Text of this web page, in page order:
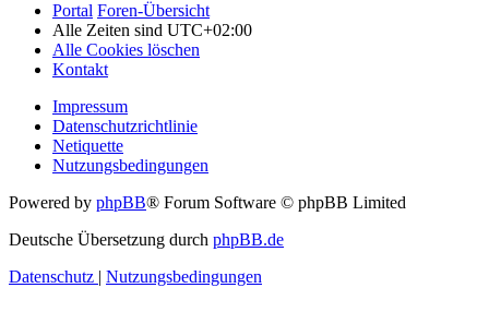
Portal Foren-Übersicht
Alle Zeiten sind UTC+02:00
Alle Cookies löschen
Kontakt
Impressum
Datenschutzrichtlinie
Netiquette
Nutzungsbedingungen
Powered by phpBB® Forum Software © phpBB Limited
Deutsche Übersetzung durch phpBB.de
Datenschutz | Nutzungsbedingungen